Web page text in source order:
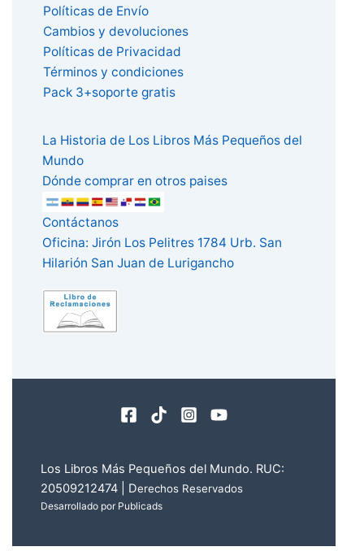
Políticas de Envío
Cambios y devoluciones
Políticas de Privacidad
Términos y condiciones
Pack 3+soporte gratis
La Historia de Los Libros Más Pequeños del
Mundo
Dónde comprar en otros paises
Contáctanos
Oficina: Jirón Los Pelitres 1784 Urb. San
Hilarión San Juan de Lurigancho
Los Libros Más Pequeños del Mundo. RUC:
20509212474 | Derechos Reservados
Desarrollado por Publicads